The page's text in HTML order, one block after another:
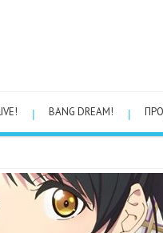
BANG DREAM!